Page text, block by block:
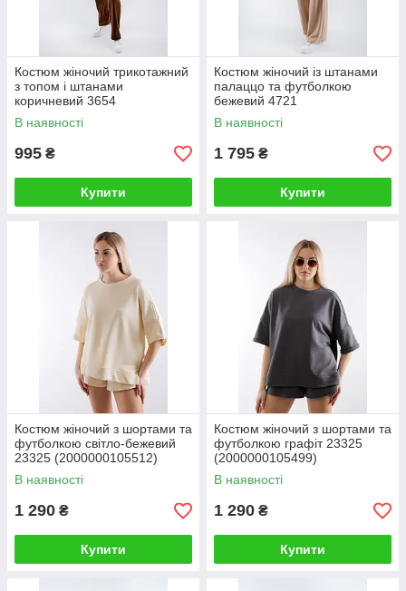
Костюм жіночий трикотажний
з топом і штанами
коричневий 3654
(2000000099224)
В наявності
995 ₴
Купити
Костюм жіночий із штанами
палаццо та футболкою
бежевий 4721
(2000000105536)
В наявності
1 795 ₴
Купити
Костюм жіночий з шортами та
футболкою світло-бежевий
23325 (2000000105512)
В наявності
1 290 ₴
Купити
Костюм жіночий з шортами та
футболкою графіт 23325
(2000000105499)
В наявності
1 290 ₴
Купити